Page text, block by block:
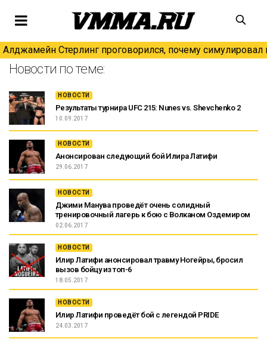
Алджамейн Стерлинг проговорился, почему симулировал
Новости по теме:
НОВОСТИ
Результаты турнира UFC 215: Nunes vs. Shevchenko 2
10.09.2017
НОВОСТИ
Анонсирован следующий бой Илира Латифи
29.06.2017
НОВОСТИ
Джими Манува проведёт очень солидный
тренировочный лагерь к бою с Волканом Оздемиром
02.06.2017
НОВОСТИ
Илир Латифи анонсировал травму Ногейры, бросил
вызов бойцу из топ-6
18.05.2017
НОВОСТИ
Илир Латифи проведёт бой с легендой PRIDE
24.03.2017